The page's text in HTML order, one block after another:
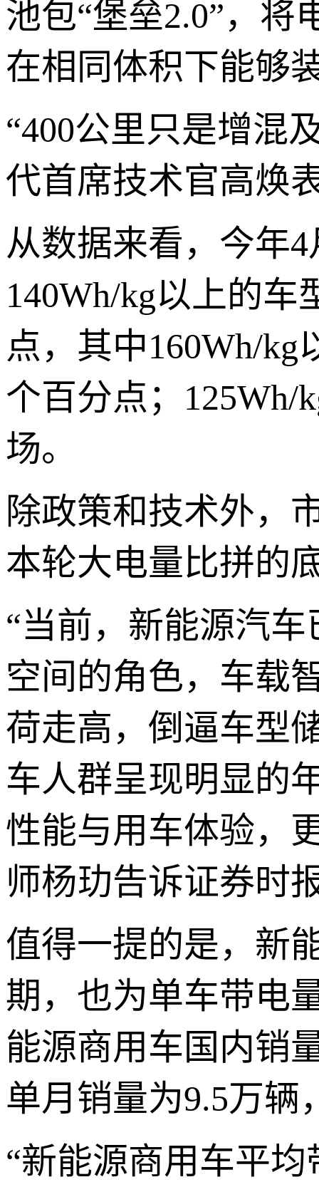
池包“堡垒2.0”，
在相同体积下能够
“400公里只是增混
代首席技术官高焕
从数据来看，今年
140Wh/kg以上的车
点，其中160Wh/kg
个百分点；125Wh/
场。
除政策和技术外，
本轮大电量比拼的
“当前，新能源汽
空间的角色，车载
荷走高，倒逼车型
车人群呈现明显的
性能与用车体验，
师杨玏告诉证券时
值得一提的是，新
期，也为单车带电
能源商用车国内销
单月销量为9.5万辆
“新能源商用车平